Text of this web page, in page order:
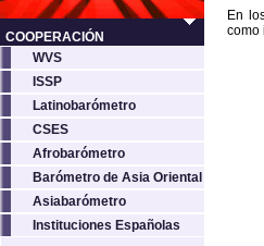
COOPERACIÓN
WVS
ISSP
Latinobarómetro
CSES
Afrobarómetro
Barómetro de Asia Oriental
Asiabarómetro
Instituciones Españolas
En
como